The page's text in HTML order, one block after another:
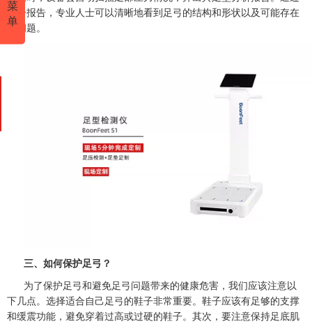
这一报告，专业人士可以清晰地看到足弓的结构和形状以及可能存在
的问题。
三、如何保护足弓？
为了保护足弓和避免足弓问题带来的健康危害，我们应该注意以
下几点。选择适合自己足弓的鞋子非常重要。鞋子应该有足够的支撑
和缓震功能，避免穿着过高或过硬的鞋子。其次，要注意保持足底肌
菜
单